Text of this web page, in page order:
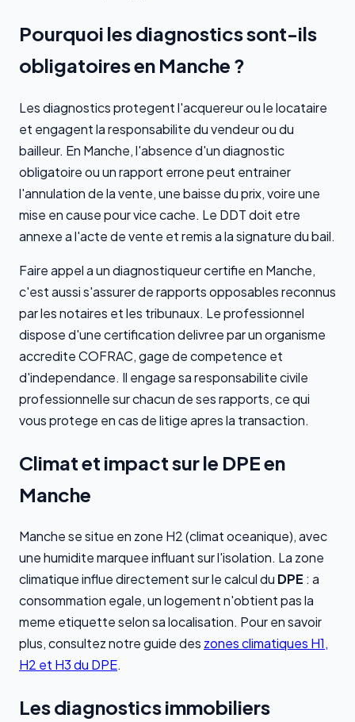
Pourquoi les diagnostics sont-ils
obligatoires en Manche ?
Les diagnostics protegent l'acquereur ou le locataire
et engagent la responsabilite du vendeur ou du
bailleur. En Manche, l'absence d'un diagnostic
obligatoire ou un rapport errone peut entrainer
l'annulation de la vente, une baisse du prix, voire une
mise en cause pour vice cache. Le DDT doit etre
annexe a l'acte de vente et remis a la signature du bail.
Faire appel a un diagnostiqueur certifie en Manche,
c'est aussi s'assurer de rapports opposables reconnus
par les notaires et les tribunaux. Le professionnel
dispose d'une certification delivree par un organisme
accredite COFRAC, gage de competence et
d'independance. Il engage sa responsabilite civile
professionnelle sur chacun de ses rapports, ce qui
vous protege en cas de litige apres la transaction.
Climat et impact sur le DPE en
Manche
Manche se situe en zone H2 (climat oceanique), avec
une humidite marquee influant sur l'isolation. La zone
climatique influe directement sur le calcul du DPE : a
consommation egale, un logement n'obtient pas la
meme etiquette selon sa localisation. Pour en savoir
plus, consultez notre guide des zones climatiques H1,
H2 et H3 du DPE.
Les diagnostics immobiliers